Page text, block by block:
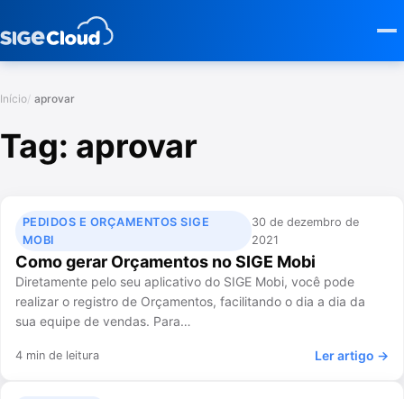
Início aprovar
Tag: aprovar
PEDIDOS E ORÇAMENTOS SIGE
MOBI
30 de dezembro de
2021
Como gerar Orçamentos no SIGE Mobi
Diretamente pelo seu aplicativo do SIGE Mobi, você pode
realizar o registro de Orçamentos, facilitando o dia a dia da
sua equipe de vendas. Para…
4 min de leitura Ler artigo →